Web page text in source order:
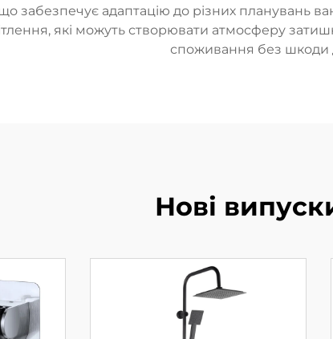
забезпечує адаптацію до різних планувань
які можуть створювати атмосферу
споживання без шкоди
Нові